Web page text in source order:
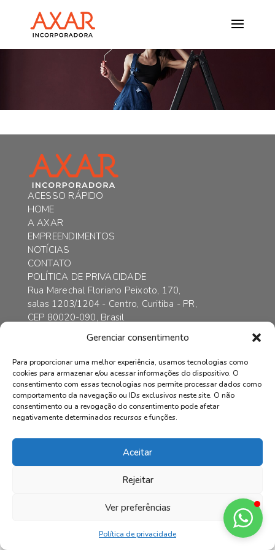
Gerenciar consentimento
Para proporcionar uma melhor experiência, usamos tecnologias como
cookies para armazenar e/ou acessar informações do dispositivo. O
consentimento com essas tecnologias nos permite processar dados como
comportamento da navegação ou IDs exclusivos neste site. O não
consentimento ou a revogação do consentimento pode afetar
negativamente determinados recursos e funções.
Aceitar
Rejeitar
Ver preferências
Política de privacidade
ACESSO RÁPIDO
HOME
A AXAR
EMPREENDIMENTOS
NOTÍCIAS
CONTATO
POLÍTICA DE PRIVACIDADE
Rua Marechal Floriano Peixoto, 170,
salas 1203/1204 - Centro, Curitiba - PR,
CEP 80020-090, Brasil
+55 41 3352-6989
+55 41 99169-4578
© AXAR INCORPADORA | Todos os direitos reservados.